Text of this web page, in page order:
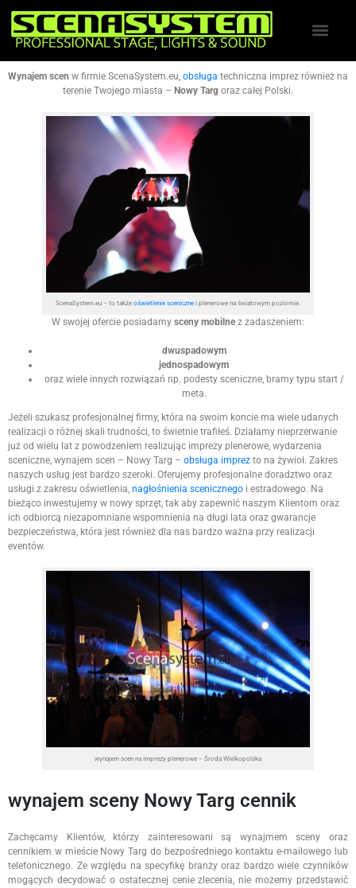
Wynajem scen w firmie ScenaSystem.eu, obsługa techniczna imprez również na
terenie Twojego miasta – Nowy Targ oraz całej Polski.
ScenaSystem.eu – to także oświetlenie scenicznei plenerowe na światowym poziomie.
W swojej ofercie posiadamy sceny mobilne z zadaszeniem:
dwuspadowym
jednospadowym
oraz wiele innych rozwiązań np. podesty sceniczne, bramy typu start /
meta.
Jeżeli szukasz profesjonalnej firmy, która na swoim koncie ma wiele udanych
realizacji o różnej skali trudności, to świetnie trafiłeś. Działamy nieprzerwanie
już od wielu lat z powodzeniem realizując imprezy plenerowe, wydarzenia
sceniczne, wynajem scen – Nowy Targ – obsługa imprez to na żywioł. Zakres
naszych usług jest bardzo szeroki. Oferujemy profesjonalne doradztwo oraz
usługi z zakresu oświetlenia, nagłośnienia scenicznego i estradowego. Na
bieżąco inwestujemy w nowy sprzęt, tak aby zapewnić naszym Klientom oraz
ich odbiorcą niezapomniane wspomnienia na długi lata oraz gwarancje
bezpieczeństwa, która jest również dla nas bardzo ważna przy realizacji
eventów.
wynajem scen na imprezy plenerowe – Środa Wielkopolska
wynajem sceny Nowy Targ cennik
Zachęcamy Klientów, którzy zainteresowani są wynajmem sceny oraz
cennikiem w mieście Nowy Targ do bezpośredniego kontaktu e-mailowego lub
telefonicznego. Ze względu na specyfikę branży oraz bardzo wiele czynników
mogących decydować o ostatecznej cenie zlecenia, nie możemy przedstawić